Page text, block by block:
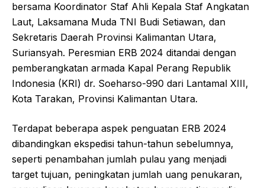
bersama Koordinator Staf Ahli Kepala Staf Angkatan
Laut, Laksamana Muda TNI Budi Setiawan, dan
Sekretaris Daerah Provinsi Kalimantan Utara,
Suriansyah. Peresmian ERB 2024 ditandai dengan
pemberangkatan armada Kapal Perang Republik
Indonesia (KRI) dr. Soeharso-990 dari Lantamal XIII,
Kota Tarakan, Provinsi Kalimantan Utara.
Terdapat beberapa aspek penguatan ERB 2024
dibandingkan ekspedisi tahun-tahun sebelumnya,
seperti penambahan jumlah pulau yang menjadi
target tujuan, peningkatan jumlah uang penukaran,